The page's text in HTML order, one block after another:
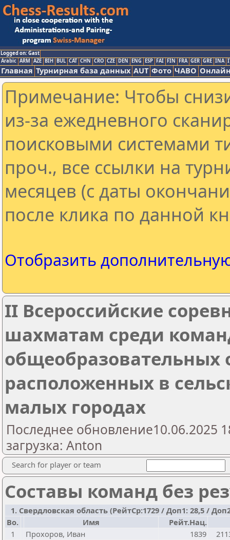
Logged on: Gast
Arabic ARM AZE BIH BUL CAT CHN CRO CZE DEN ENG ESP FAI FIN FRA GER GRE INA
Главная Турнирная база данных AUT Фото ЧАВО
Примечание: Чтобы
из-за ежедневного
поисковыми системами
проч., все ссылки на
месяцев (с даты
после клика по данной
Отобразить
II Всероссийские
шахматам среди
общеобразовательных
расположенных в
малых городах
Последнее обновление10.06.2025
загрузка: Anton
Search for player or team
Составы команд без
1. Свердловская область (РейтСр:1729 / Доп1: 28,5 /
Bo.
Имя Рейт.Нац.
1
Прохоров, Иван 1839